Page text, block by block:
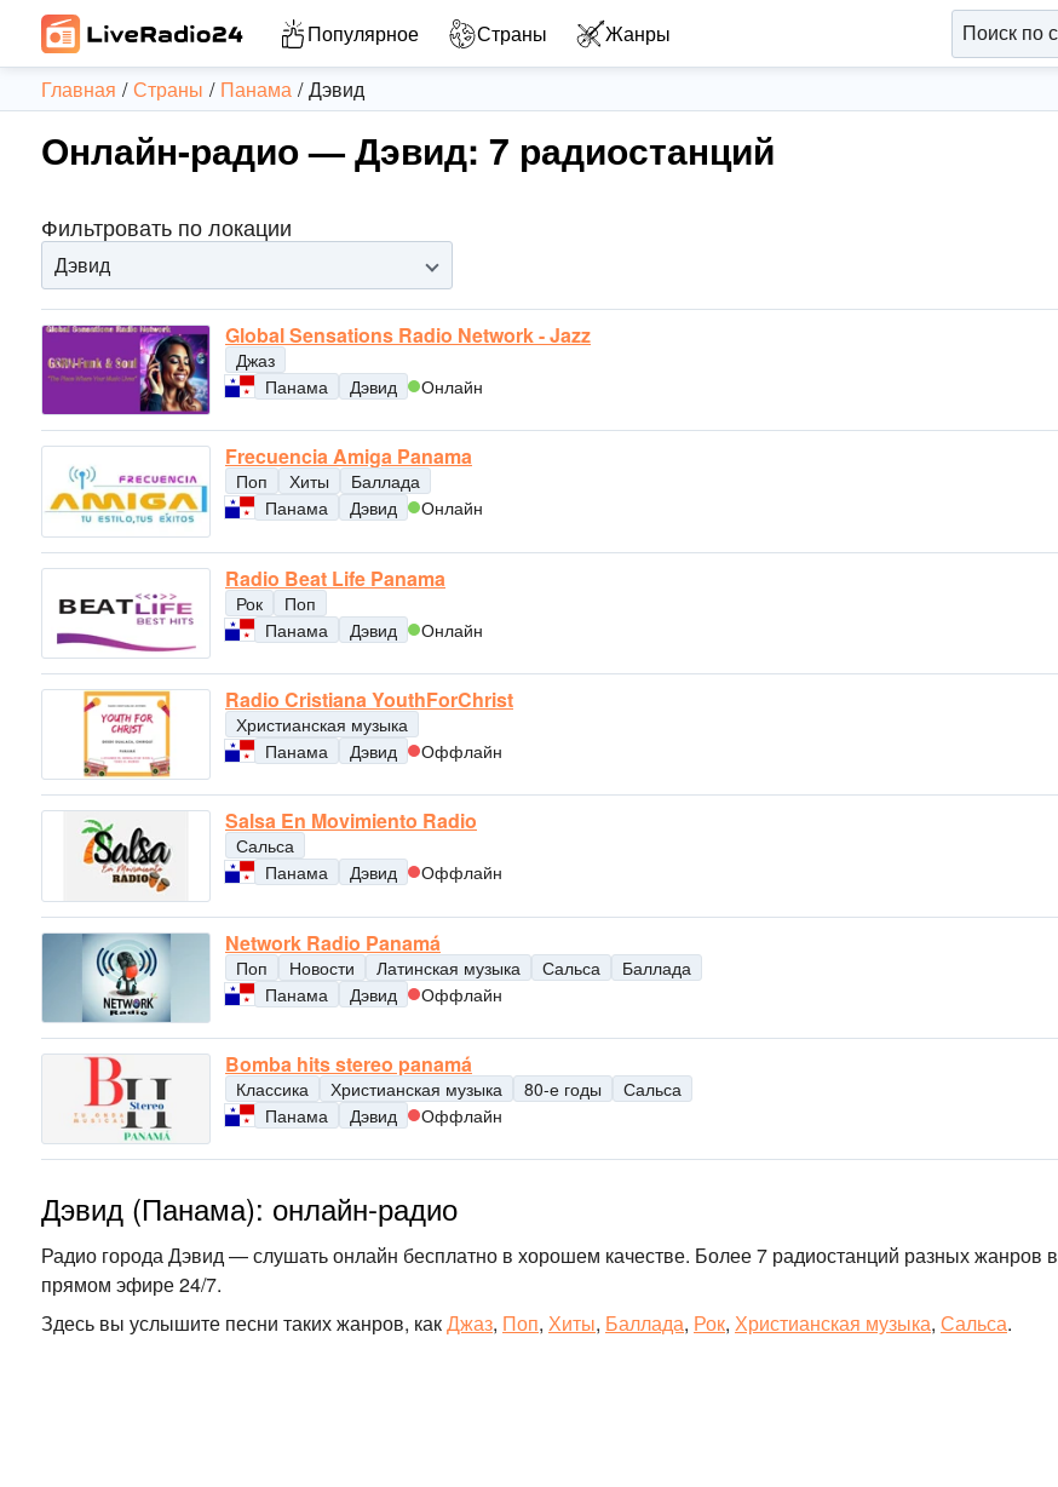
Популярное Страны Жанры
Главная Страны Панама Дэвид
Онлайн-радио — Дэвид: 7 радиостанций
Фильтровать по локации
Дэвид
Global Sensations Radio Network - Jazz
Джаз
Панама
Дэвид Онлайн
Frecuencia Amiga Panama
Поп Хиты
Баллада
Панама
Дэвид Онлайн
Radio Beat Life Panama
Рок
Поп
Панама
Дэвид Онлайн
Radio Cristiana YouthForChrist
Христианская музыка
Панама
Дэвид Оффлайн
Salsa En Movimiento Radio
Сальса
Панама
Дэвид Оффлайн
Network Radio Panamá
Поп Новости Латинская музыка Сальса
Баллада
Панама
Дэвид Оффлайн
Bomba hits stereo panamá
Классика Христианская музыка 80-е годы
Сальса
Панама
Дэвид Оффлайн
Дэвид (Панама): онлайн-радио
Радио города Дэвид — слушать онлайн бесплатно в хорошем качестве. Более 7 радиостанций разных жанров в
прямом эфире 24/7.
Здесь вы услышите песни таких жанров, какДжаз, Поп, Хиты, Баллада, Рок, Христианская музыка, Сальса.